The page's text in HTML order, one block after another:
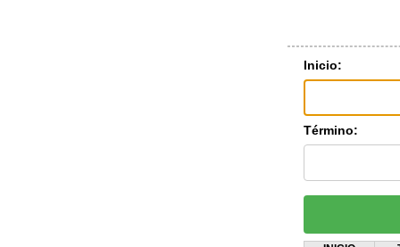
Inicio:
Término: